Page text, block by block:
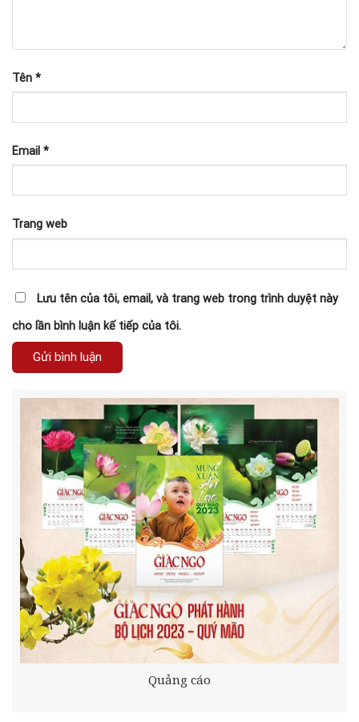
Tên *
Email *
Trang web
Lưu tên của tôi, email, và trang web trong trình duyệt này
cho lần bình luận kế tiếp của tôi.
Quảng cáo